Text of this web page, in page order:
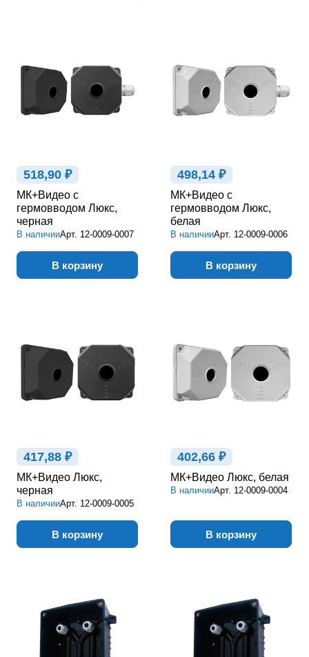
518,90 ₽
МК+Видео с
гермовводом Люкс,
черная
В наличииАрт. 12-0009-0007
В корзину
498,14 ₽
МК+Видео с
гермовводом Люкс,
белая
В наличииАрт. 12-0009-0006
В корзину
417,88 ₽
МК+Видео Люкс,
черная
В наличииАрт. 12-0009-0005
В корзину
402,66 ₽
МК+Видео Люкс, белая
В наличииАрт. 12-0009-0004
В корзину